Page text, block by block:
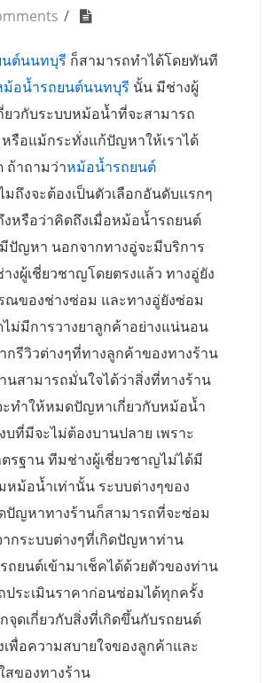
ต์นนทบุรี ก็สามารถทำได้โดยทันที
อน้ำรถยนต์นนทบุรี นั้น มีช่างผู้
ยวกับระบบหม้อน้ำที่จะสามารถ
รือแม้กระทั่งแก้ปัญหาให้เราได้
ถ้าถามว่าหม้อน้ำรถยนต์
มถึงจะต้องเป็นตัวเลือกอันดับแรกๆ
งหรือว่าคิดถึงเมื่อหม้อน้ำรถยนต์
มีปัญหา นอกจากทางอู่จะมีบริการ
งผู้เชี่ยวชาญโดยตรงแล้ว ทางอู่ยัง
ณของช่างซ่อม และทางอู่ยังซ่อม
ไม่มีการวางยาลูกค้าอย่างแน่นอน
กรีวิวต่างๆที่ทางลูกค้าของทางร้าน
นสามารถมั่นใจได้ว่าสิ่งที่ทางร้าน
ทำให้หมดปัญหาเกี่ยวกับหม้อน้ำ
บที่มีจะไม่ต้องบานปลาย เพราะ
รฐาน ทีมช่างผู้เชี่ยวชาญไม่ได้มี
หม้อน้ำเท่านั้น ระบบต่างๆของ
ปัญหาทางร้านก็สามารถที่จะซ่อม
กระบบต่างๆที่เกิดปัญหาท่าน
ถยนต์เข้ามาเช็คได้ด้วยตัวของท่าน
ประเมินราคาก่อนซ่อมได้ทุกครั้ง
จุดเกี่ยวกับสิ่งที่เกิดขึ้นกับรถยนต์
เพื่อความสบายใจของลูกค้าและ
สของทางร้าน